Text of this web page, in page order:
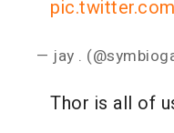
— jay .
Thor is all of